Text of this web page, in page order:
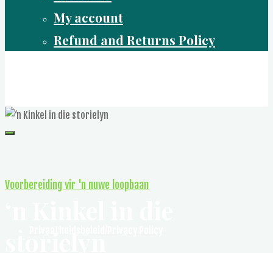
My account
Refund and Returns Policy
Tuis
Voorbereiding vir 'n nuwe loopbaan